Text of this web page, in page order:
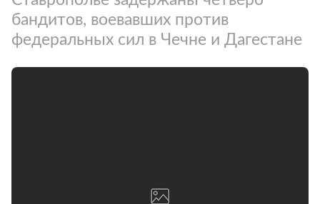
бандитов, воевавших против
федеральных сил в Чечне и Дагестане